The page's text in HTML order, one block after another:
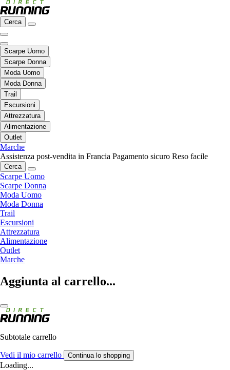
Cerca
Scarpe Uomo
Scarpe Donna
Moda Uomo
Moda Donna
Trail
Escursioni
Attrezzatura
Alimentazione
Outlet
Marche
Assistenza post-vendita in Francia Pagamento sicuro Reso facile
Cerca
Scarpe Uomo
Scarpe Donna
Moda Uomo
Moda Donna
Trail
Escursioni
Attrezzatura
Alimentazione
Outlet
Marche
Aggiunta al carrello...
Subtotale carrello
Vedi il mio carrello Continua lo shopping
Loading...